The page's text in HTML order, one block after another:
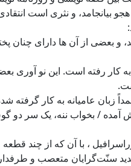
بیانجامد، و نثری است
از آن ها دارای چنان
کار رفته است. این نو
زبان عامیانه به کار گرفته
آمده / بخواب ننه، یک سر دو
، با آن که از چند
متعصب و